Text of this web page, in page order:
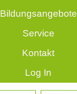
Bildungsangebote
Service
Kontakt
Log In